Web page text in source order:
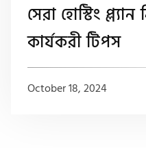
সেরা হোস্টিং
কার্যকরী টিপস
October 18, 2024